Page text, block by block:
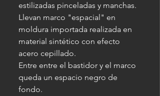
estilizadas pinceladas y manchas.
Llevan marco "espacial" en
moldura importada realizada en
material sintético con efecto
acero cepillado.
Entre entre el bastidor y el marco
queda un espacio negro de
fondo.